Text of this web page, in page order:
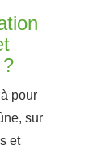
pour
sur
et